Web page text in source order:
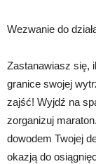
Wezwanie do
Zastanawiasz się,
granice swojej
zajść! Wyjdź na
zorganizuj
dowodem Twojej
okazją do